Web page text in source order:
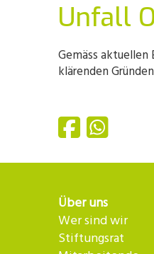
Unfall
Gemäss
klärenden
Über uns
Wer sind wir
Stiftungsrat